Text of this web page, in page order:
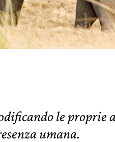
le proprie
umana.